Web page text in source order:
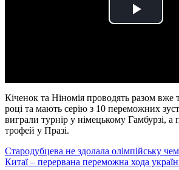
Play
Кіченок та Ніномія проводять разом вже
році та мають серію з 10 переможних
виграли турнір у німецькому Гамбурзі, а
трофей у Празі.
Стародубцева не здолала олімпійську
Китаї – перервана переможна хода